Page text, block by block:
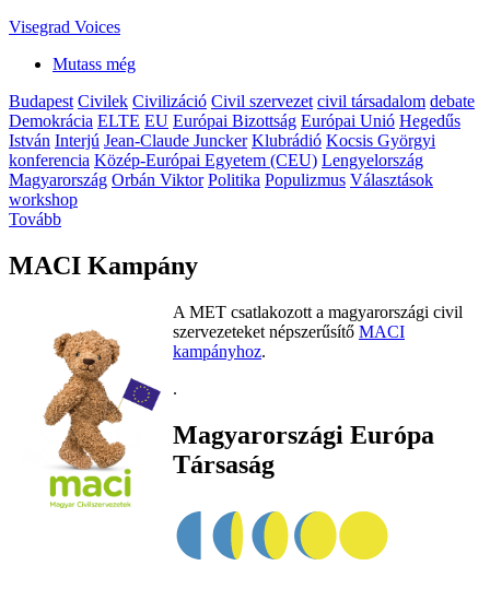
Visegrad Voices
Mutass még
Budapest Civilek Civilizáció Civil szervezet civil társadalom debate
Demokrácia ELTE EU Európai Bizottság Európai Unió Hegedűs
István Interjú Jean-Claude Juncker Klubrádió Kocsis Györgyi
konferencia Közép-Európai Egyetem (CEU) Lengyelország
Magyarország Orbán Viktor Politika Populizmus Választások
workshop
Tovább
MACI Kampány
A MET csatlakozott a magyarországi civil
szervezeteket népszerűsítő MACI
kampányhoz.
.
Magyarországi Európa
Társaság